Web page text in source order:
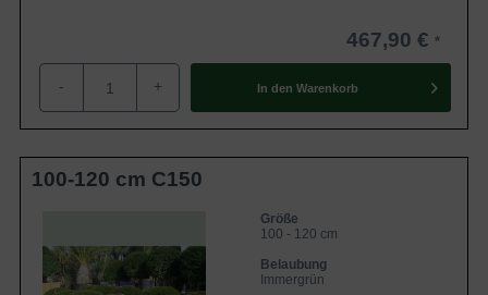
467,90 €
- + In den Warenkorb
100-120 cm C150
Größe
100 - 120 cm
Belaubung
Immergrün